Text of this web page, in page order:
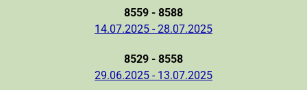
8559 - 8588
14.07.2025 - 28.07.2025
8529 - 8558
29.06.2025 - 13.07.2025